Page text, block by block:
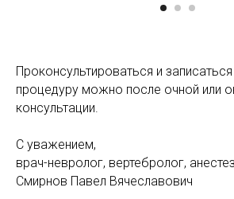
Проконсультироваться и
процедуру можно после очной или
консультации.
С уважением,
врач-невролог, вертебролог,
Смирнов Павел Вячеславович